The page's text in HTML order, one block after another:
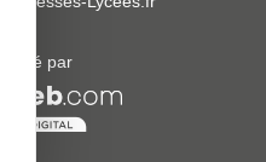
édité par